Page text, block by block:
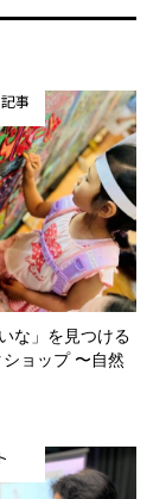
事
な」を見つける
ョップ 〜自然